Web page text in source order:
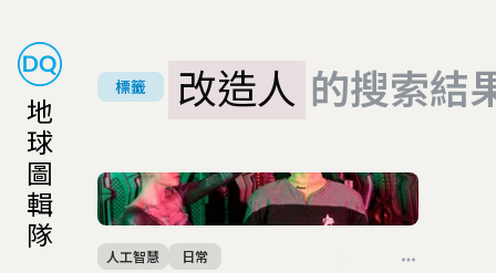
地
球
圖
輯
隊
標籤 改造人 的搜索結
人工智慧 日常